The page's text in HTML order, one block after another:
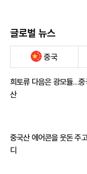
글로벌 뉴스
중국
희토류 다음은 광모듈…
산
중국산 에어콘을 웃돈 주
디